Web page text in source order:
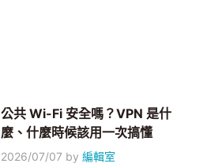
公共 Wi-Fi 安全嗎？VPN 是什
麼、什麼時候該用一次搞懂
2026/07/07 by編輯室